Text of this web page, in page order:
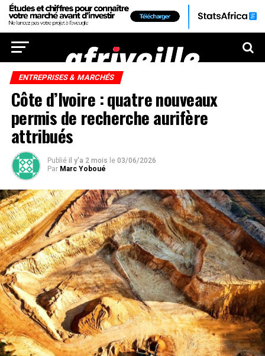
ENTREPRISES & MARCHÉS
Côte d’Ivoire : quatre nouveaux
permis de recherche aurifère
attribués
Publié il y'a 2 mois le 03/06/2026
Par Marc Yoboué